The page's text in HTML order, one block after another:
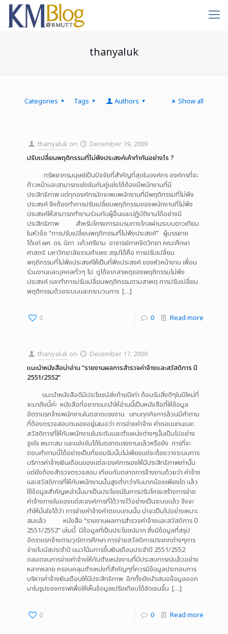
thanyaluk
Categories Tags Authors Show all
thanyaluk on
December 19, 2009
ปรับเปลี่ยนพฤติกรรมที่ไม่พึงประสงค์เค้าทำกันอย่างไร ?
ทรัพยากรมนุษย์เป็นปัจจัยที่สำคัญที่สุดในองค์กร องค์กรที่จะ
ก้าวหน้าและสามารถแข่งขันกับคู่แข่งได้ต้องมีพนักงานที่มี
ประสิทธิภาพ แต่ทุกองค์กรมักจะพบพนักงานที่มีพฤติกรรมที่ไม่พึง
ประสงค์ จึงต้องทำการปรับเปลี่ยนพฤติกรรมของพนักงานที่ไม่พึง
ประสงค์ให้สามารถทำงานร่วมกับผู้อื่นและปฏิบัติงานได้อย่างมี
ประสิทธิภาพ สำหรับโครงการอบรมทางไกลผ่านระบบดาวเทียม
ในหัวข้อ “การปรับเปลี่ยนพฤติกรรมที่ไม่พึงประสงค์” ผู้บรรยาย
ได้แก่ ผศ. ดร. นิภา แก้วศรีงาม อาจารย์ภาคจิตวิทยา คณะศึกษา
ศาสตร์ มหาวิทยาลัยรามคำแหง สรุปได้คือ การปรับเปลี่ยน
พฤติกรรมที่ไม่พึงประสงค์ให้เป็นที่พึงประสงค์ ของหัวหน้างาน เพื่อน
ร่วมงานและบุคคลทั่วๆ ไป ดูได้จากสาเหตุของพฤติกรรมไม่พึง
ประสงค์ และทำการปรับเปลี่ยนพฤติกรรมตามสาเหตุ การปรับเปลี่ยน
พฤติกรรมด้วยระบบและกระบวนการ […]
0 0 Read more
thanyaluk on
December 17, 2009
แนะนำหนังสือน่าอ่าน “รายงานผลการสำรวจค่าจ้างและสวัสดิการ ปี
2551/2552”
แนะนำหนังสือดีมีประโยชน์ส่งท้ายปีเก่า ต้อนรับสิ่งดีๆในปีใหม่ที่
จะมาถึงนี้ค่ะ หนังสือที่อยากแนะนำให้อ่านนี้เป็นหนังสือที่ให้ข้อมูล
อัตราแรกจ้างพนักงานในตลาดแรงงาน แทบทุกกิจการล้วนมีคำถาม
ที่ต้องตรวจสอบตนเองอยู่เสมอว่า การจ่ายค่าจ้าง ค่าตอบแทนและ
สวัสดิการที่ให้กับพนักงานในระดับและตำแหน่งต่างๆนั้นเป็นไปอย่าง
จูงใจ เหมาะสม และแข่งขันได้ในตลาดแรงงานแล้วหรือยัง การที่จะ
ตอบคำถามนี้ได้อย่างเป็นที่ยอมรับนั้นไม่เพียงแต่จะต้องวางระบบการ
บริการค่าจ้างเงินเดือนของแต่ละองค์การเองให้มีประสิทธิภาพเท่านั้น
แต่ยังต้องสำรวจตรวจสอบ เทียบกับตลาดการจ้างงานด้วยว่า ค่าจ้าง
และสวัสดิการที่ให้กับพนักงานนั้นสูงต่ำกว่ากันมากน้อยเพียงใด แล้ว
ใช้ข้อมูลสำคัญเหล่านั้นมาเป็นประโยชน์ในการปรับโครงสร้างการจ่าย
ค่าจ้างภายในของแต่ละองค์การที่ได้วางไว้อย่างเป็นระบบแล้ว จึงจะ
ทำให้มั่นใจได้ว่า การจ่ายค่าจ้างค่าตอบแทนนั้น น่าจะเป็นไปอย่างเหมาะ
สมแล้ว หนังสือ “รายงานผลการสำรวจค่าจ้างและสวัสดิการ ปี
2551/2552” เล่มนี้ มีข้อมูลที่เป็นประโยชน์มาก ซึ่งมีข้อมูลที่สรุป
อัตราแรกจ้างตามวุฒิการศึกษา การจ่ายสวัสดิการประเภทต่างๆการ
จ่ายโบนัสประจำปี แนวโน้มการขึ้นเงินเดือนประจำปี 2551/2552
ตลอดจนการจ่ายค่าจ้างให้กับตำแหน่งงานที่มีประสบการณ์แล้วอย่าง
หลากหลาย ครอบคลุมตำแหน่งที่สำคัญๆที่ควรมีข้อมูลประกอบการ
บริหารค่าจ้างเงินเดือนให้มีประสิทธิภาพ อีกทั้งยังนำเสนอข้อมูลออก
มาในรูปของกราฟเพื่อให้เห็นข้อมูลเปรียเทียบได้ชัดเจนขึ้น […]
0 0 Read more